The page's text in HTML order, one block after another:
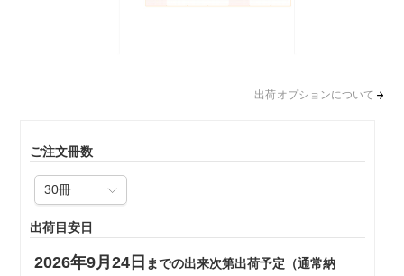
出荷オプションについて
ご注文冊数
出荷目安日
2026年9月24日 までの出来次第出荷予定（通常納